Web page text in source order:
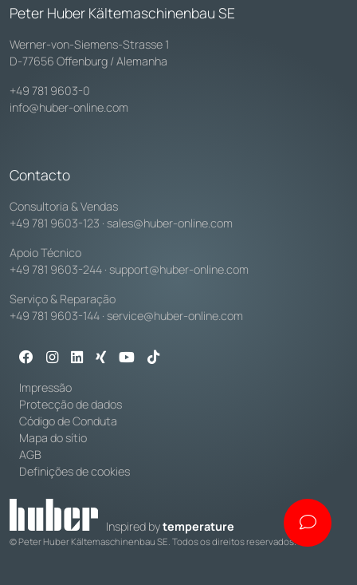
Peter Huber Kältemaschinenbau SE
Werner-von-Siemens-Strasse 1
D-77656 Offenburg / Alemanha
+49 781 9603-0
info@huber-online.com
Contacto
Consultoria & Vendas
+49 781 9603-123 · sales@huber-online.com
Apoio Técnico
+49 781 9603-244 · support@huber-online.com
Serviço & Reparação
+49 781 9603-144 · service@huber-online.com
Impressão
Protecção de dados
Código de Conduta
Mapa do sítio
AGB
Definições de cookies
Inspired bytemperature
© Peter Huber Kältemaschinenbau SE. Todos os direitos reservados.